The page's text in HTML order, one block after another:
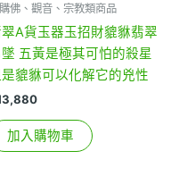
佛、觀音、宗教類商品
A貨玉器玉招財貔貅翡翠
五黃是極其可怕的殺星
貔貅可以化解它的兇性
加入購物車